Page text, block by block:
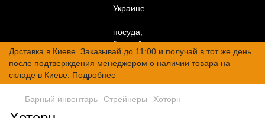
Доставка в Киеве. Заказывай до 11:00 и получай в тот же день
после подтверждения менеджером о наличии товара на
складе в Киеве. Подробнее
Барный инвентарь Стрейнеры Хоторн